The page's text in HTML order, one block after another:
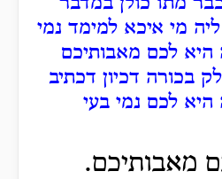
מי איכא למימד נמי
היא לכם מאבותיכם
בכורה דכיון דכתיב
לכם נמי בעי
מאבותיכם.